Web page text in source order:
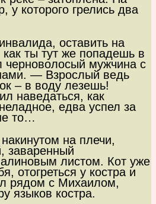
у которого грелись два
оставить на
как ты тут же попадешь в
черноволосый мужчина с
— Взрослый ведь
– в воду лезешь!
наведаться, как
едва успел за
то…
на плечи,
заваренный
листом. Кот уже
отогреться у костра и
рядом с Михаилом,
языков костра.